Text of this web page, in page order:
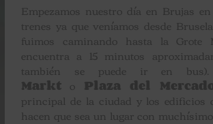
Empezamos nuestro día en Brujas
trenes ya que veníamos desde
fuimos caminando hasta la Grote
encuentra a 15 minutos
también se puede ir en
Markt o Plaza del
principal de la ciudad y los edificios
hacen que sea un lugar con